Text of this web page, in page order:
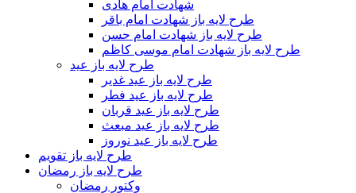
شهادت امام هادی
طرح لایه باز شهادت امام باقر
طرح لایه باز شهادت امام حسن
طرح لایه باز شهادت امام موسی کاظم
طرح لایه باز عید
طرح لایه باز عید غدیر
طرح لایه باز عید فطر
طرح لایه باز عید قربان
طرح لایه باز عید مبعث
طرح لایه باز عید نوروز
طرح لایه باز تقویم
طرح لایه باز رمضان
وکتور رمضان